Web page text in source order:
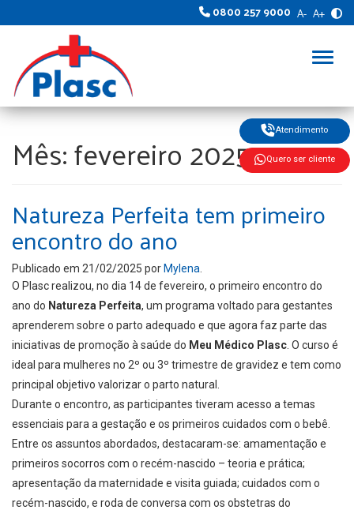
0800 257 9000 A- A+
Atendimento
Quero ser cliente
Mês:fevereiro 2025
Natureza Perfeita tem primeiro
encontro do ano
Publicado em 21/02/2025 por Mylena
O Plasc realizou, no dia 14 de fevereiro, o primeiro encontro do
ano do Natureza Perfeita, um programa voltado para gestantes
aprenderem sobre o parto adequado e que agora faz parte das
iniciativas de promoção à saúde do Meu Médico Plasc . O curso é
ideal para mulheres no 2º ou 3º trimestre de gravidez e tem como
principal objetivo valorizar o parto natural.
Durante o encontro, as participantes tiveram acesso a temas
essenciais para a gestação e os primeiros cuidados com o bebê.
Entre os assuntos abordados, destacaram-se: amamentação e
primeiros socorros com o recém-nascido – teoria e prática;
apresentação da maternidade e visita guiada; cuidados com o
recém-nascido, e roda de conversa com os obstetras do